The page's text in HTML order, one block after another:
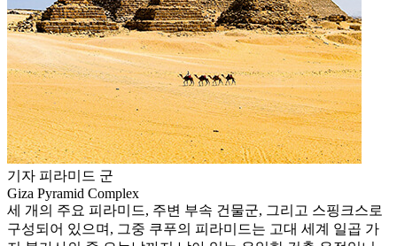
기자 피라미드 군
Giza Pyramid Complex
세 개의 주요 피라미드, 주변 부속 건물군, 그리고 스핑크스로
구성되어 있으며, 그중 쿠푸의 피라미드는 고대 세계 일곱 가